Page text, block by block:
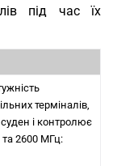
під час їх
терміналів,
суден і контролює
та 2600 МГц: